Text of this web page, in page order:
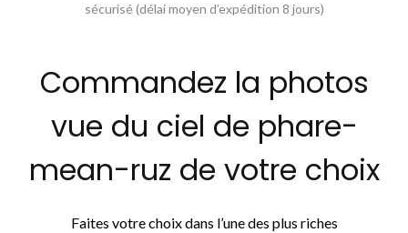
sécurisé (délai moyen d’expédition 8 jours)
Commandez la photos
vue du ciel de phare-
mean-ruz de votre choix
Faites votre choix dans l’une des plus riches